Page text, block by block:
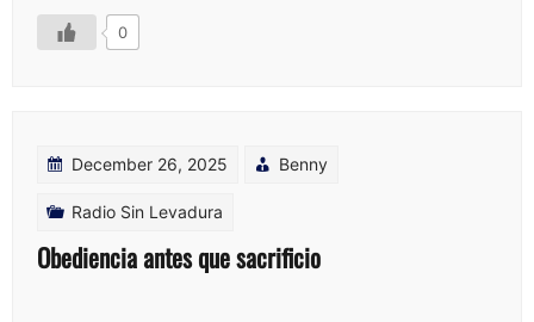
0
December 26, 2025 Benny
Radio Sin Levadura
Obediencia antes que sacrificio